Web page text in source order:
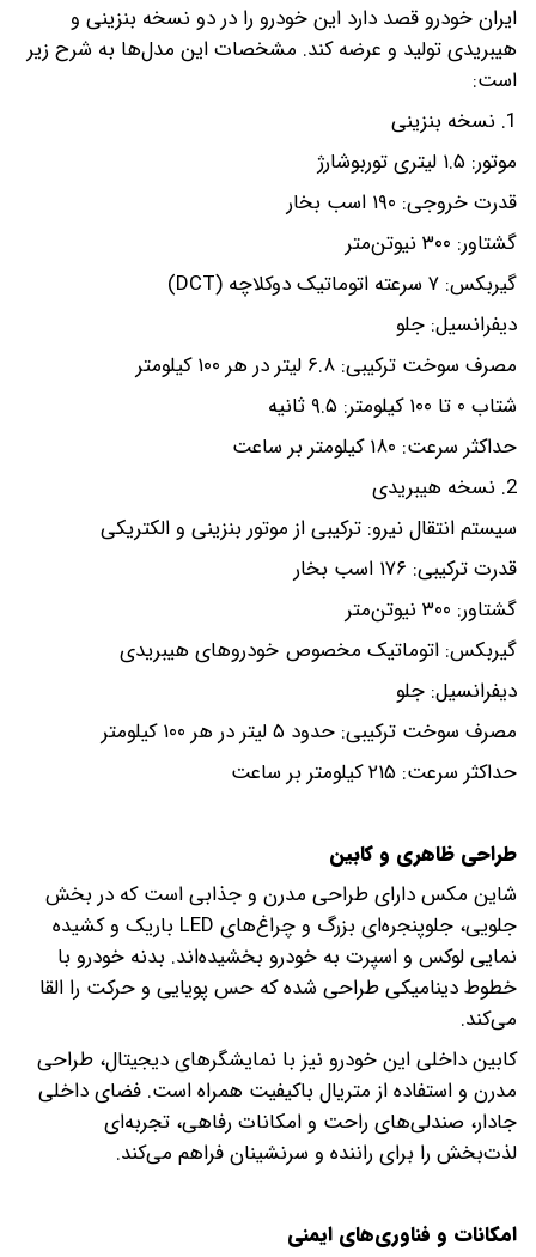
ایران خودرو قصد دارد این خودرو را در دو نسخه بنزینی و
هیبریدی تولید و عرضه کند. مشخصات این مدل‌ها به شرح زیر
است:
1. نسخه بنزینی
موتور: ۱.۵ لیتری توربوشارژ
قدرت خروجی: ۱۹۰ اسب بخار
گشتاور: ۳۰۰ نیوتن‌متر
گیربکس: ۷ سرعته اتوماتیک دوکلاچه (DCT)
دیفرانسیل: جلو
مصرف سوخت ترکیبی: ۶.۸ لیتر در هر ۱۰۰ کیلومتر
شتاب ۰ تا ۱۰۰ کیلومتر: ۹.۵ ثانیه
حداکثر سرعت: ۱۸۰ کیلومتر بر ساعت
2. نسخه هیبریدی
سیستم انتقال نیرو: ترکیبی از موتور بنزینی و الکتریکی
قدرت ترکیبی: ۱۷۶ اسب بخار
گشتاور: ۳۰۰ نیوتن‌متر
گیربکس: اتوماتیک مخصوص خودروهای هیبریدی
دیفرانسیل: جلو
مصرف سوخت ترکیبی: حدود ۵ لیتر در هر ۱۰۰ کیلومتر
حداکثر سرعت: ۲۱۵ کیلومتر بر ساعت
طراحی ظاهری و کابین
شاین مکس دارای طراحی مدرن و جذابی است که در بخش
جلویی، جلوپنجره‌ای بزرگ و چراغ‌های LED باریک و کشیده
نمایی لوکس و اسپرت به خودرو بخشیده‌اند. بدنه خودرو با
خطوط دینامیکی طراحی شده که حس پویایی و حرکت را القا
می‌کند.
کابین داخلی این خودرو نیز با نمایشگرهای دیجیتال، طراحی
مدرن و استفاده از متریال باکیفیت همراه است. فضای داخلی
جادار، صندلی‌های راحت و امکانات رفاهی، تجربه‌ای
لذت‌بخش را برای راننده و سرنشینان فراهم می‌کند.
امکانات و فناوری‌های ایمنی